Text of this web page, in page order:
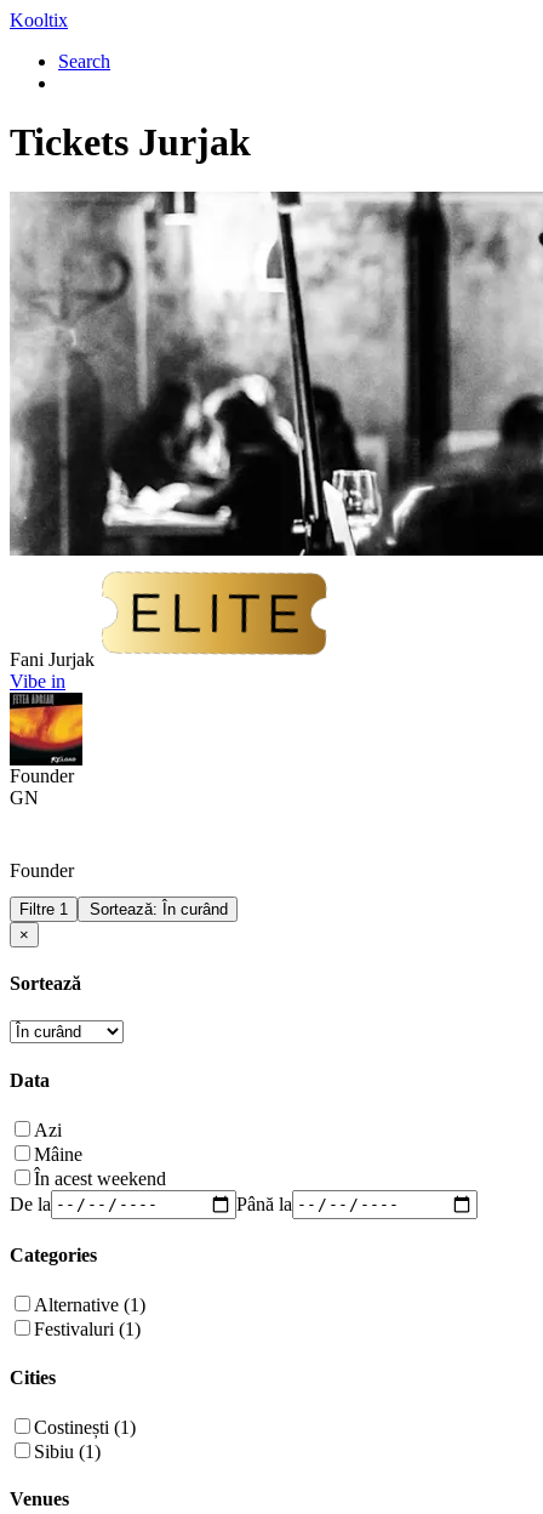
Kooltix
Search
Tickets Jurjak
Fani Jurjak
Vibe in
Founder
GN
Founder
Filtre 1
Sortează: În curând
×
Sortează
Data
Azi
Mâine
În acest weekend
De la
Până la
Categories
Alternative (1)
Festivaluri (1)
Cities
Costinești (1)
Sibiu (1)
Venues